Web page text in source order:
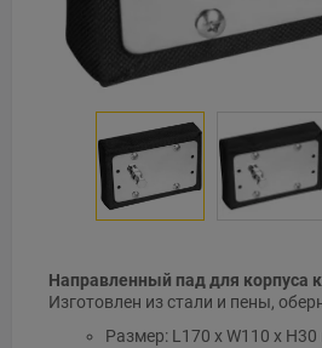
Направленный пад для корпуса
Изготовлен из стали и пены,
Размер: L170 x W110 x